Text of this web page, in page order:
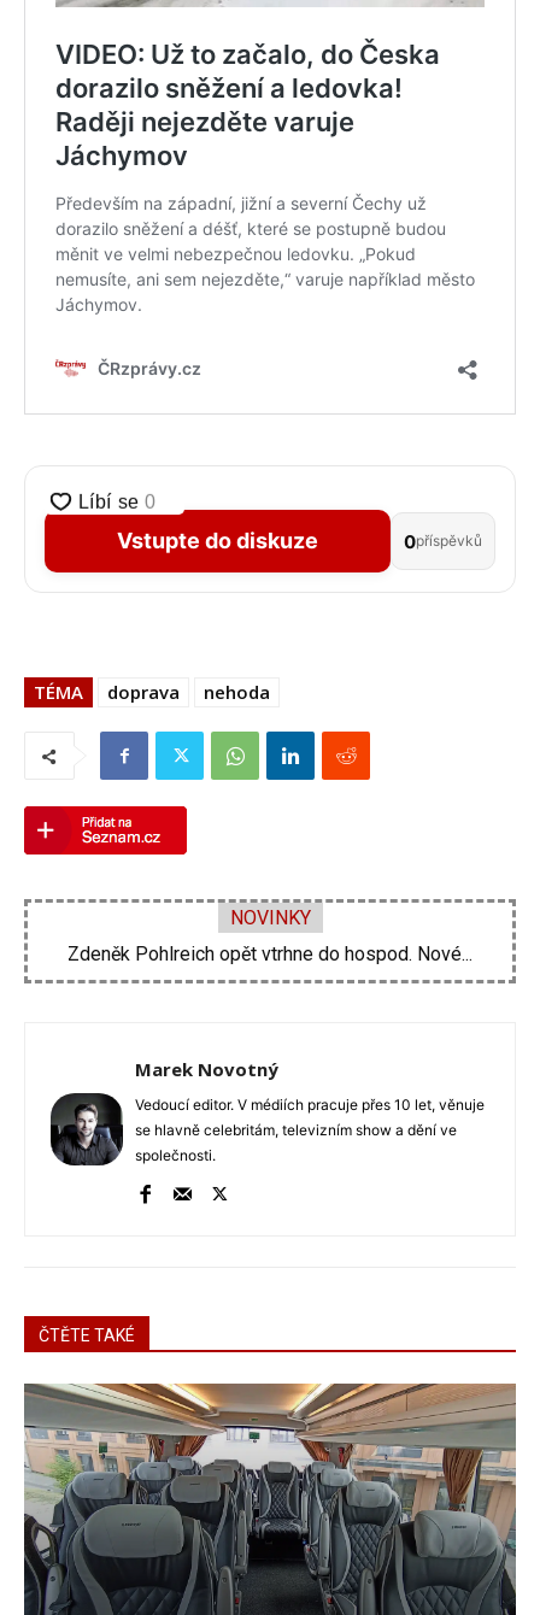
Vstupte do diskuze 0příspěvků
TÉMA doprava nehoda
NOVINKY
Zdeněk Pohlreich opět vtrhne do hospod. Nové...
Marek Novotný
Vedoucí editor. V médiích pracuje přes 10 let, věnuje
se hlavně celebritám, televizním show a dění ve
společnosti.
ČTĚTE TAKÉ